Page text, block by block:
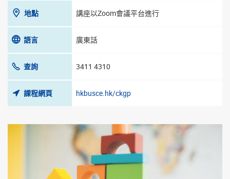
地點 講座以Zoom會議平台進行
語言 廣東話
查詢 3411 4310
課程網頁 hkbusce.hk/ckgp